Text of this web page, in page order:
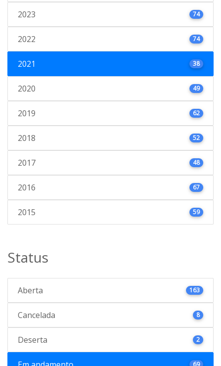
2023 74
2022 74
2021 38
2020 49
2019 62
2018 52
2017 48
2016 67
2015 59
Status
Aberta 163
Cancelada 8
Deserta 2
69